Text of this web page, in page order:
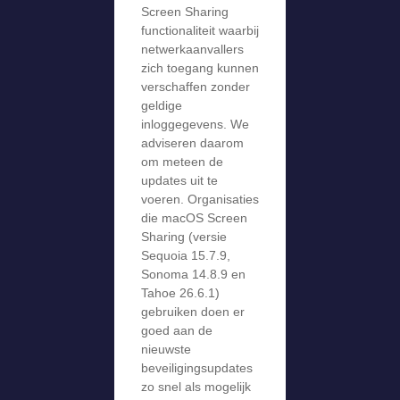
Screen Sharing
functionaliteit waarbij
netwerkaanvallers
zich toegang kunnen
verschaffen zonder
geldige
inloggegevens. We
adviseren daarom
om meteen de
updates uit te
voeren. Organisaties
die macOS Screen
Sharing (versie
Sequoia 15.7.9,
Sonoma 14.8.9 en
Tahoe 26.6.1)
gebruiken doen er
goed aan de
nieuwste
beveiligingsupdates
zo snel als mogelijk